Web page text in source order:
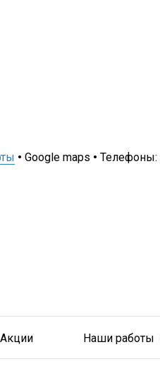
• Google maps • Телефоны:
Акции Наши работы